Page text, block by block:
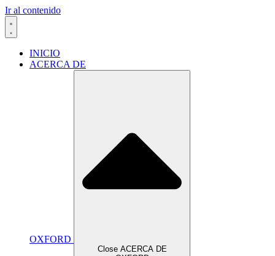
Ir al contenido
INICIO
ACERCA DE
OXFORD
Close ACERCA DE